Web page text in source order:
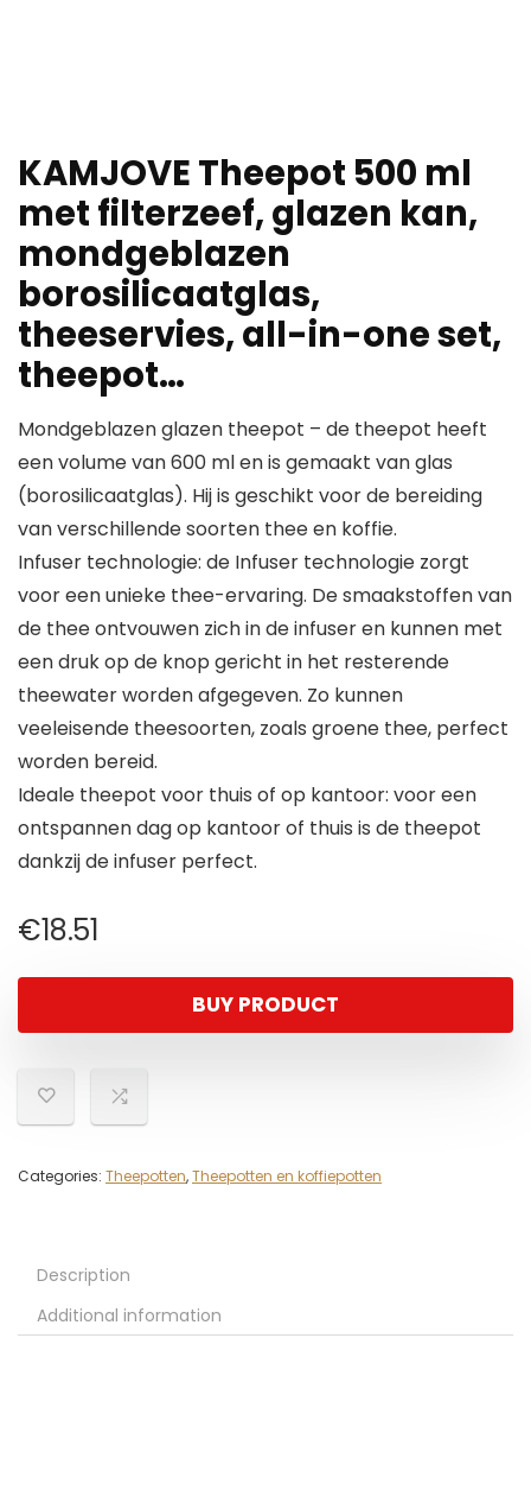
KAMJOVE Theepot 500 ml
met filterzeef, glazen kan,
mondgeblazen
borosilicaatglas,
theeservies, all-in-one set,
theepot…
Mondgeblazen glazen theepot – de theepot heeft
een volume van 600 ml en is gemaakt van glas
(borosilicaatglas). Hij is geschikt voor de bereiding
van verschillende soorten thee en koffie.
Infuser technologie: de Infuser technologie zorgt
voor een unieke thee-ervaring. De smaakstoffen van
de thee ontvouwen zich in de infuser en kunnen met
een druk op de knop gericht in het resterende
theewater worden afgegeven. Zo kunnen
veeleisende theesoorten, zoals groene thee, perfect
worden bereid.
Ideale theepot voor thuis of op kantoor: voor een
ontspannen dag op kantoor of thuis is de theepot
dankzij de infuser perfect.
€18.51
BUY PRODUCT
Categories: Theepotten,Theepotten en koffiepotten
Description
Additional information